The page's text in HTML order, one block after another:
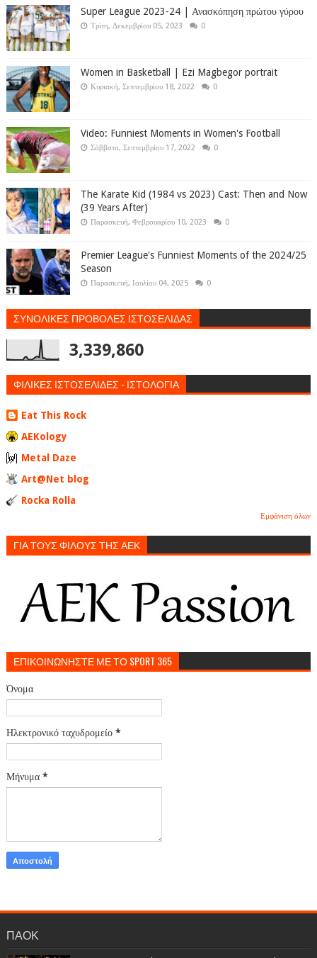
Super League 2023-24 | Ανασκόπηση πρώτου γύρου
Τρίτη, Δεκεμβρίου 05, 2023 0
Women in Basketball | Ezi Magbegor portrait
Κυριακή, Σεπτεμβρίου 18, 2022 0
Video: Funniest Moments in Women's Football
Σάββατο, Σεπτεμβρίου 17, 2022 0
The Karate Kid (1984 vs 2023) Cast: Then and Now
(39 Years After)
Παρασκευή, Φεβρουαρίου 10, 2023 0
Premier League's Funniest Moments of the 2024/25
Season
Παρασκευή, Ιουλίου 04, 2025 0
ΣΥΝΟΛΙΚΕΣ ΠΡΟΒΟΛΕΣ ΙΣΤΟΣΕΛΙΔΑΣ
3,339,860
ΦΙΛΙΚΕΣ ΙΣΤΟΣΕΛΙΔΕΣ - ΙΣΤΟΛΟΓΙΑ
Eat This Rock
AEKology
Metal Daze
Art@Net blog
Rocka Rolla
Εμφάνιση όλων
ΓΙΑ ΤΟΥΣ ΦΙΛΟΥΣ ΤΗΣ ΑΕΚ
ΕΠΙΚΟΙΝΩΝΗΣΤΕ ΜΕ ΤΟ SPORT 365
Όνομα
Ηλεκτρονικό ταχυδρομείο *
Μήνυμα *
ΠΑΟΚ